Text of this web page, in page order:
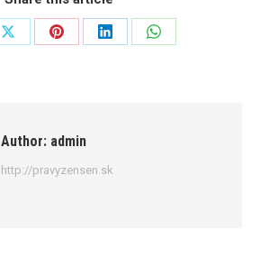
Share
Share
Share
Share
Author: admin
http://pravyzensen.sk